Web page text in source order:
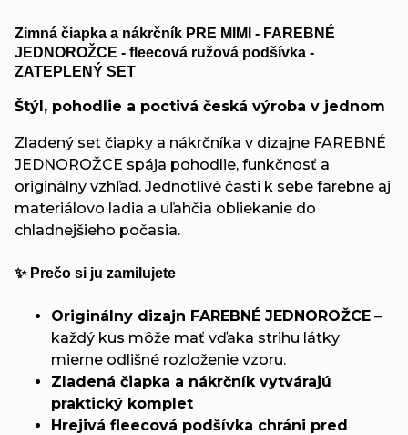
Zimná čiapka a nákrčník PRE MIMI - FAREBNÉ
JEDNOROŽCE - fleecová ružová podšívka -
ZATEPLENÝ SET
Štýl, pohodlie a poctivá česká výroba v jednom
Zladený set čiapky a nákrčníka v dizajne FAREBNÉ
JEDNOROŽCE spája pohodlie, funkčnosť a
originálny vzhľad. Jednotlivé časti k sebe farebne aj
materiálovo ladia a uľahčia obliekanie do
chladnejšieho počasia.
✨ Prečo si ju zamilujete
Originálny dizajn FAREBNÉ JEDNOROŽCE –
každý kus môže mať vďaka strihu látky
mierne odlišné rozloženie vzoru.
Zladená čiapka a nákrčník vytvárajú
praktický komplet
Hrejivá fleecová podšívka chráni pred